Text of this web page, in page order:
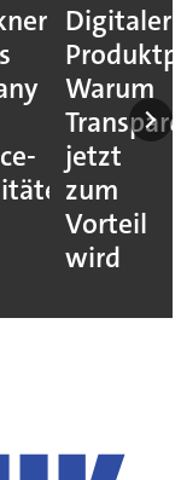
Digitaler
Warum
jetzt
zum
Vorteil
wird